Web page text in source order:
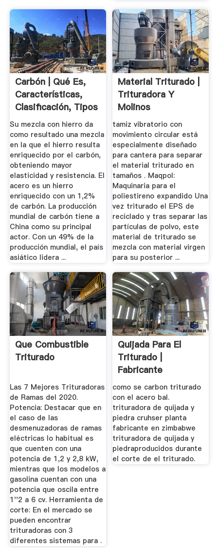
Carbón | Qué Es,
Características,
Clasificación, Tipos
...
Su mezcla con hierro da
como resultado una mezcla
en la que el hierro resulta
enriquecido por el carbón,
obteniendo mayor
elasticidad y resistencia. El
acero es un hierro
enriquecido con un 1,2%
de carbón. La producción
mundial de carbón tiene a
China como su principal
actor. Con un 49% de la
producción mundial, el país
asiático lidera ...
Material Triturado |
Trituradora Y
Molinos
tamiz vibratorio con
movimiento circular está
especialmente diseñado
para cantera para separar
el material triturado en
tamaños . Maqpol:
Maquinaria para el
poliestireno expandido Una
vez triturado el EPS de
reciclado y tras separar las
partículas de polvo, este
material de triturado se
mezcla con material virgen
para su posterior ...
Que Combustible
Triturado
Las 7 Mejores Trituradoras
de Ramas del 2020.
Potencia: Destacar que en
el caso de las
desmenuzadoras de ramas
eléctricas lo habitual es
que cuenten con una
potencia de 1,2 y 2,8 kW,
mientras que los modelos a
gasolina cuentan con una
potencia que oscila entre
1''2 a 6 cv. Herramienta de
corte: En el mercado se
pueden encontrar
trituradoras con 3
diferentes sistemas para .
Quijada Para El
Triturado |
Fabricante
Profesional De ...
como se carbon triturado
con el acero bal.
trituradora de quijada y
piedra cruhser planta
fabricante en zimbabwe
trituradora de quijada y
piedraproducidos durante
el corte de el triturado.